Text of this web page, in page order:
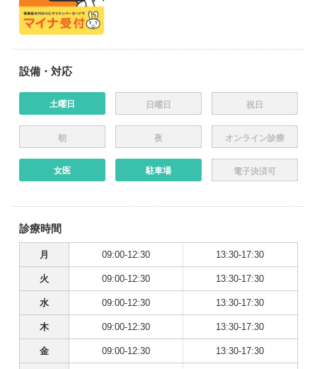
設備・対応
土曜日 日曜日 祝日
朝 夜 オンライン診療
女医 駐車場 電子決済可
診療時間
月 09:00-12:30 13:30-17:30
火 09:00-12:30 13:30-17:30
水 09:00-12:30 13:30-17:30
木 09:00-12:30 13:30-17:30
金 09:00-12:30 13:30-17:30